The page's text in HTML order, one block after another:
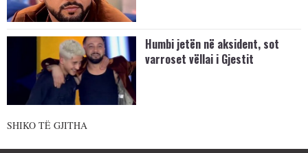
Humbi jetën në aksident, sot
varroset vëllai i Gjestit
SHIKO TË GJITHA